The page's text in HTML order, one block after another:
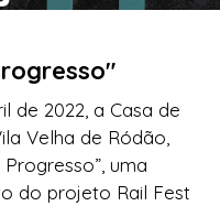
de 2022, a Casa de
Velha de Ródão,
uma
do projeto Rail Fest